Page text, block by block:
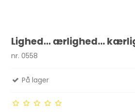
Lighed... ærlighed...
nr. 0558
På lager